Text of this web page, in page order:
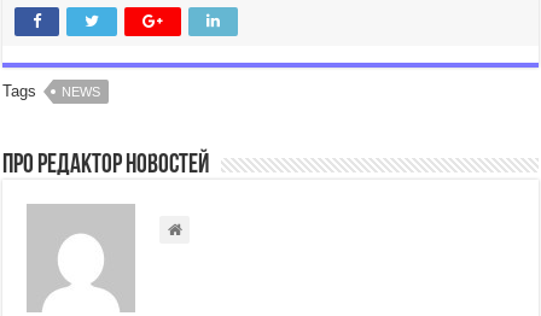
Tags NEWS
Про Редактор Новостей